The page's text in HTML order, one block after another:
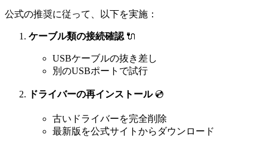
公式の推奨に従って、以下を実施：
ケーブル類の接続確認 🔌
USBケーブルの抜き差し
別のUSBポートで試行
ドライバーの再インストール💿
古いドライバーを完全削除
最新版を公式サイトからダウンロード